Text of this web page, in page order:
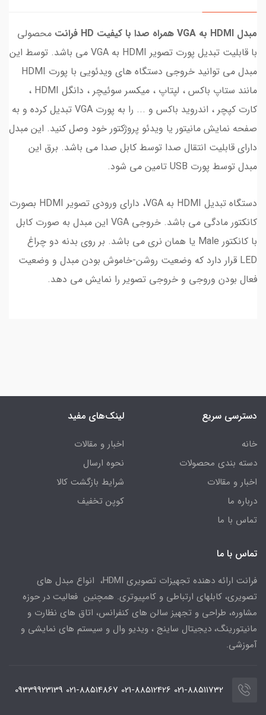
مبدل HDMI به VGA همراه صدا با کيفيت HD فرانت
محصولی
با قابلیت تبدیل پورت تصویر HDMI به VGA می باشد. توسط این
مبدل می توانید خروجی دستگاه های ویدئویی با پورت HDMI
مانند ستاپ باکس ، لپتاپ ، میکسر سوئیچر ، دانگل HDMI ،
کارت کپچر ، اندروید باکس و ... را به پورت VGA تبدیل کرده و به
صفحه نمایش مانیتور یا ویدئو پروژکتور خود وصل کنید. این مبدل
دارای قابلیت انتقال صدا توسط کابل صدا می باشد. برق این
مبدل توسط پورت USB تامین می شود.
دستگاه تبدیل HDMI به VGA، دارای ورودی تصویر HDMI بصورت
کانکتور مادگی می باشد. خروجی VGA این مبدل به صورت کابل
با کانکتور Male یا همان نری می باشد. بر روی بدنه دو چراغ
LED قرار دارد که وضعیت روشن-خاموش بودن مبدل و وضعیت
فعال بودن وروجی و خروجی تصویر را نمایش می دهد.
دسترسی سریع
خانه
دسته بندی محصولات
اخبار و مقالات
درباره ما
تماس با ما
لینک‌های مفید
اخبار و مقالات
نحوه ارسال
شرایط بازگشت کالا
کوپن تخفیف
تماس با ما
فرانت ارائه دهنده تجهیزات تصویری HDMI، انواع مبدل های
تصویری، کابلهای ارتباطی و کامپیوتری. همچنین فعالیت در حوزه
مشاوره، طراحی و تجهیز سالن های کنفرانس، اتاق های نظارت و
مانیتورینگ، دیجیتال ساینج ، ویدیو وال و سیستم های نمایشی و
آموزشی.
021-88511732 021-88512426 021-88514867 09339923139